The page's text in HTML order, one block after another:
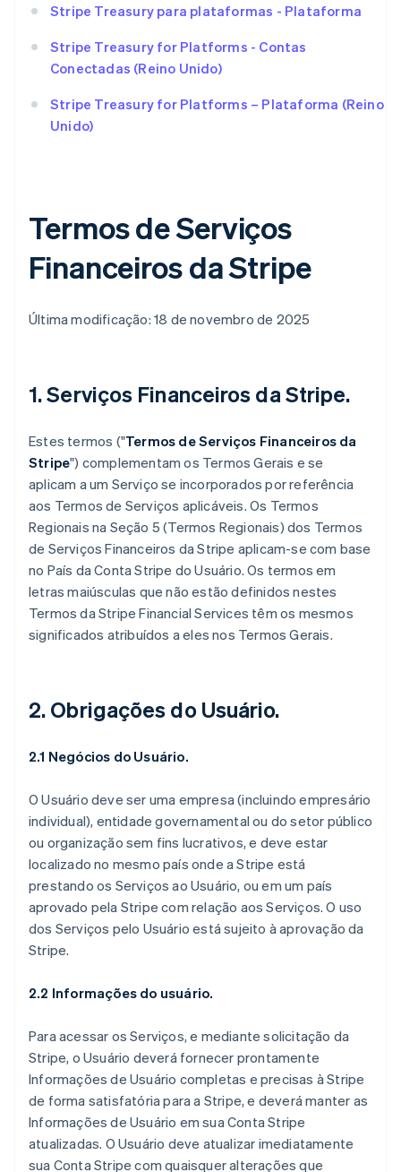
Stripe Treasury para plataformas - Plataforma
Stripe Treasury for Platforms - Contas
Conectadas (Reino Unido)
Stripe Treasury for Platforms – Plataforma (Reino
Unido)
Termos de Serviços
Financeiros da Stripe
Última modificação: 18 de novembro de 2025
1. Serviços Financeiros da Stripe.
Estes termos ("Termos de Serviços Financeiros da
Stripe") complementam os Termos Gerais e se
aplicam a um Serviço se incorporados por referência
aos Termos de Serviços aplicáveis. Os Termos
Regionais na Seção 5 (Termos Regionais) dos Termos
de Serviços Financeiros da Stripe aplicam-se com base
no País da Conta Stripe do Usuário. Os termos em
letras maiúsculas que não estão definidos nestes
Termos da Stripe Financial Services têm os mesmos
significados atribuídos a eles nos Termos Gerais.
2. Obrigações do Usuário.
2.1 Negócios do Usuário.
O Usuário deve ser uma empresa (incluindo empresário
individual), entidade governamental ou do setor público
ou organização sem fins lucrativos, e deve estar
localizado no mesmo país onde a Stripe está
prestando os Serviços ao Usuário, ou em um país
aprovado pela Stripe com relação aos Serviços. O uso
dos Serviços pelo Usuário está sujeito à aprovação da
Stripe.
2.2 Informações do usuário.
Para acessar os Serviços, e mediante solicitação da
Stripe, o Usuário deverá fornecer prontamente
Informações de Usuário completas e precisas à Stripe
de forma satisfatória para a Stripe, e deverá manter as
Informações de Usuário em sua Conta Stripe
atualizadas. O Usuário deve atualizar imediatamente
sua Conta Stripe com quaisquer alterações que